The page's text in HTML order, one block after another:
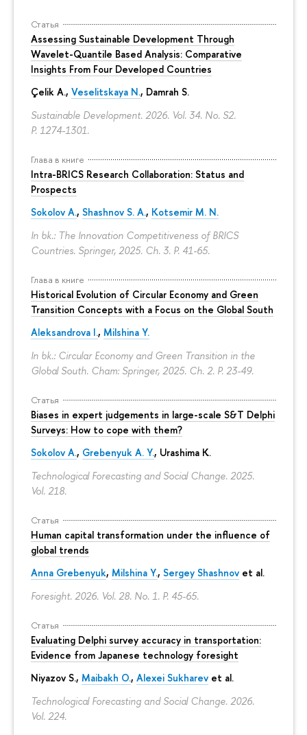
Статья
Assessing Sustainable Development Through
Wavelet-Quantile Based Analysis: Comparative
Insights From Four Developed Countries
Çelik A., Veselitskaya N., Damrah S.
Sustainable Development. 2026. Vol. 34. No. S2.
P. 1274-1301.
Глава в книге
Intra-BRICS Research Collaboration: Status and
Prospects
Sokolov A., Shashnov S. A., Kotsemir M. N.
In bk.: The Innovation Competitiveness of BRICS
Countries. Springer, 2025. Ch. 3. P. 41-65.
Глава в книге
Historical Evolution of Circular Economy and Green
Transition Concepts with a Focus on the Global South
Aleksandrova I., Milshina Y.
In bk.: Circular Economy and Green Transition in the
Global South. Cham: Springer, 2025. Ch. 2. P. 23-49.
Статья
Biases in expert judgements in large-scale S&T Delphi
Surveys: How to cope with them?
Sokolov A., Grebenyuk A. Y., Urashima K.
Technological Forecasting and Social Change. 2025.
Vol. 218.
Статья
Human capital transformation under the influence of
global trends
Anna Grebenyuk, Milshina Y., Sergey Shashnov et al.
Foresight. 2026. Vol. 28. No. 1. P. 45-65.
Статья
Evaluating Delphi survey accuracy in transportation:
Evidence from Japanese technology foresight
Niyazov S., Maibakh O., Alexei Sukharev et al.
Technological Forecasting and Social Change. 2026.
Vol. 224.